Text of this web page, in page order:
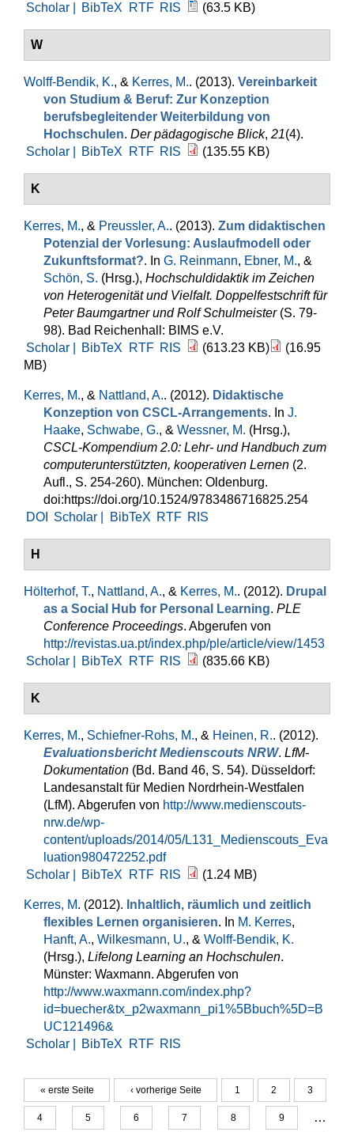
Scholar |
BibTeX RTF RIS (63.5 KB)
W
Wolff-Bendik, K., & Kerres, M.. (2013). Vereinbarkeit
von Studium & Beruf: Zur Konzeption
berufsbegleitender Weiterbildung von
Hochschulen. Der pädagogische Blick, 21(4).
Scholar |
BibTeX RTF RIS (135.55 KB)
K
Kerres, M., & Preussler, A.. (2013). Zum didaktischen
Potenzial der Vorlesung: Auslaufmodell oder
Zukunftsformat?. In G. Reinmann, Ebner, M., &
Schön, S. (Hrsg.), Hochschuldidaktik im Zeichen
von Heterogenität und Vielfalt. Doppelfestschrift für
Peter Baumgartner und Rolf Schulmeister(S. 79-
98). Bad Reichenhall: BIMS e.V.
Scholar |
BibTeX RTF RIS (613.23 KB)
(16.95
MB)
Kerres, M., & Nattland, A.. (2012). Didaktische
Konzeption von CSCL-Arrangements. In J.
Haake, Schwabe, G., & Wessner, M. (Hrsg.),
CSCL-Kompendium 2.0: Lehr- und Handbuch zum
computerunterstützten, kooperativen Lernen (2.
Aufl., S. 254-260). München: Oldenburg.
doi:https://doi.org/10.1524/9783486716825.254
DOI
Scholar | BibTeX RTF RIS
H
Hölterhof, T., Nattland, A., & Kerres, M.. (2012). Drupal
as a Social Hub for Personal Learning. PLE
Conference Proceedings. Abgerufen von
http://revistas.ua.pt/index.php/ple/article/view/1453
Scholar |
BibTeX RTF RIS (835.66 KB)
K
Kerres, M., Schiefner-Rohs, M., & Heinen, R.. (2012).
Evaluationsbericht Medienscouts NRW. LfM-
Dokumentation (Bd. Band 46, S. 54). Düsseldorf:
Landesanstalt für Medien Nordrhein-Westfalen
(LfM). Abgerufen von http://www.medienscouts-
nrw.de/wp-
content/uploads/2014/05/L131_Medienscouts_Eva
luation980472252.pdf
Scholar |
BibTeX RTF RIS (1.24 MB)
Kerres, M. (2012). Inhaltlich, räumlich und zeitlich
flexibles Lernen organisieren. In M. Kerres,
Hanft, A., Wilkesmann, U., & Wolff-Bendik, K.
(Hrsg.), Lifelong Learning an Hochschulen.
Münster: Waxmann. Abgerufen von
http://www.waxmann.com/index.php?
id=buecher&tx_p2waxmann_pi1%5Bbuch%5D=B
UC121496&
Scholar |
BibTeX RTF RIS
Seiten
« erste Seite ‹ vorherige Seite 1 2 3
4 5 6 7 8 9 …